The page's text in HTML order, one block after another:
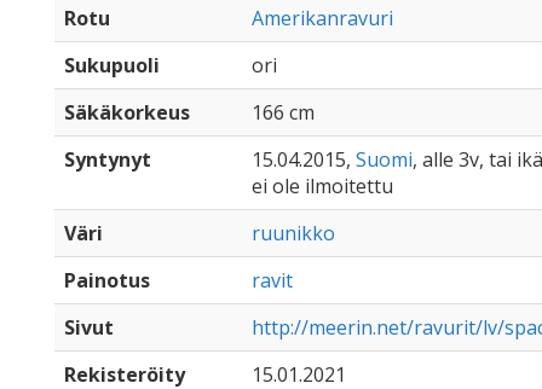
Rotu
Amerikanravuri
Sukupuoli
ori
Säkäkorkeus
166 cm
Syntynyt
15.04.2015, Suomi, alle 3v, tai
ei ole ilmoitettu
Väri
ruunikko
Painotus
ravit
Sivut
http://meerin.net/ravurit/lv/
Rekisteröity
15.01.2021